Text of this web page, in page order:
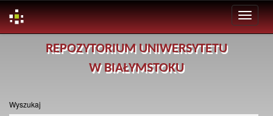
REPOZYTORIUM UNIWERSYTETU
W BIAŁYMSTOKU
Wyszukaj